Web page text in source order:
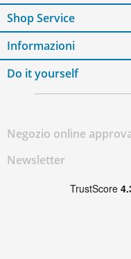
Shop Service
Informazioni
Do it yourself
Negozio online
Newsletter